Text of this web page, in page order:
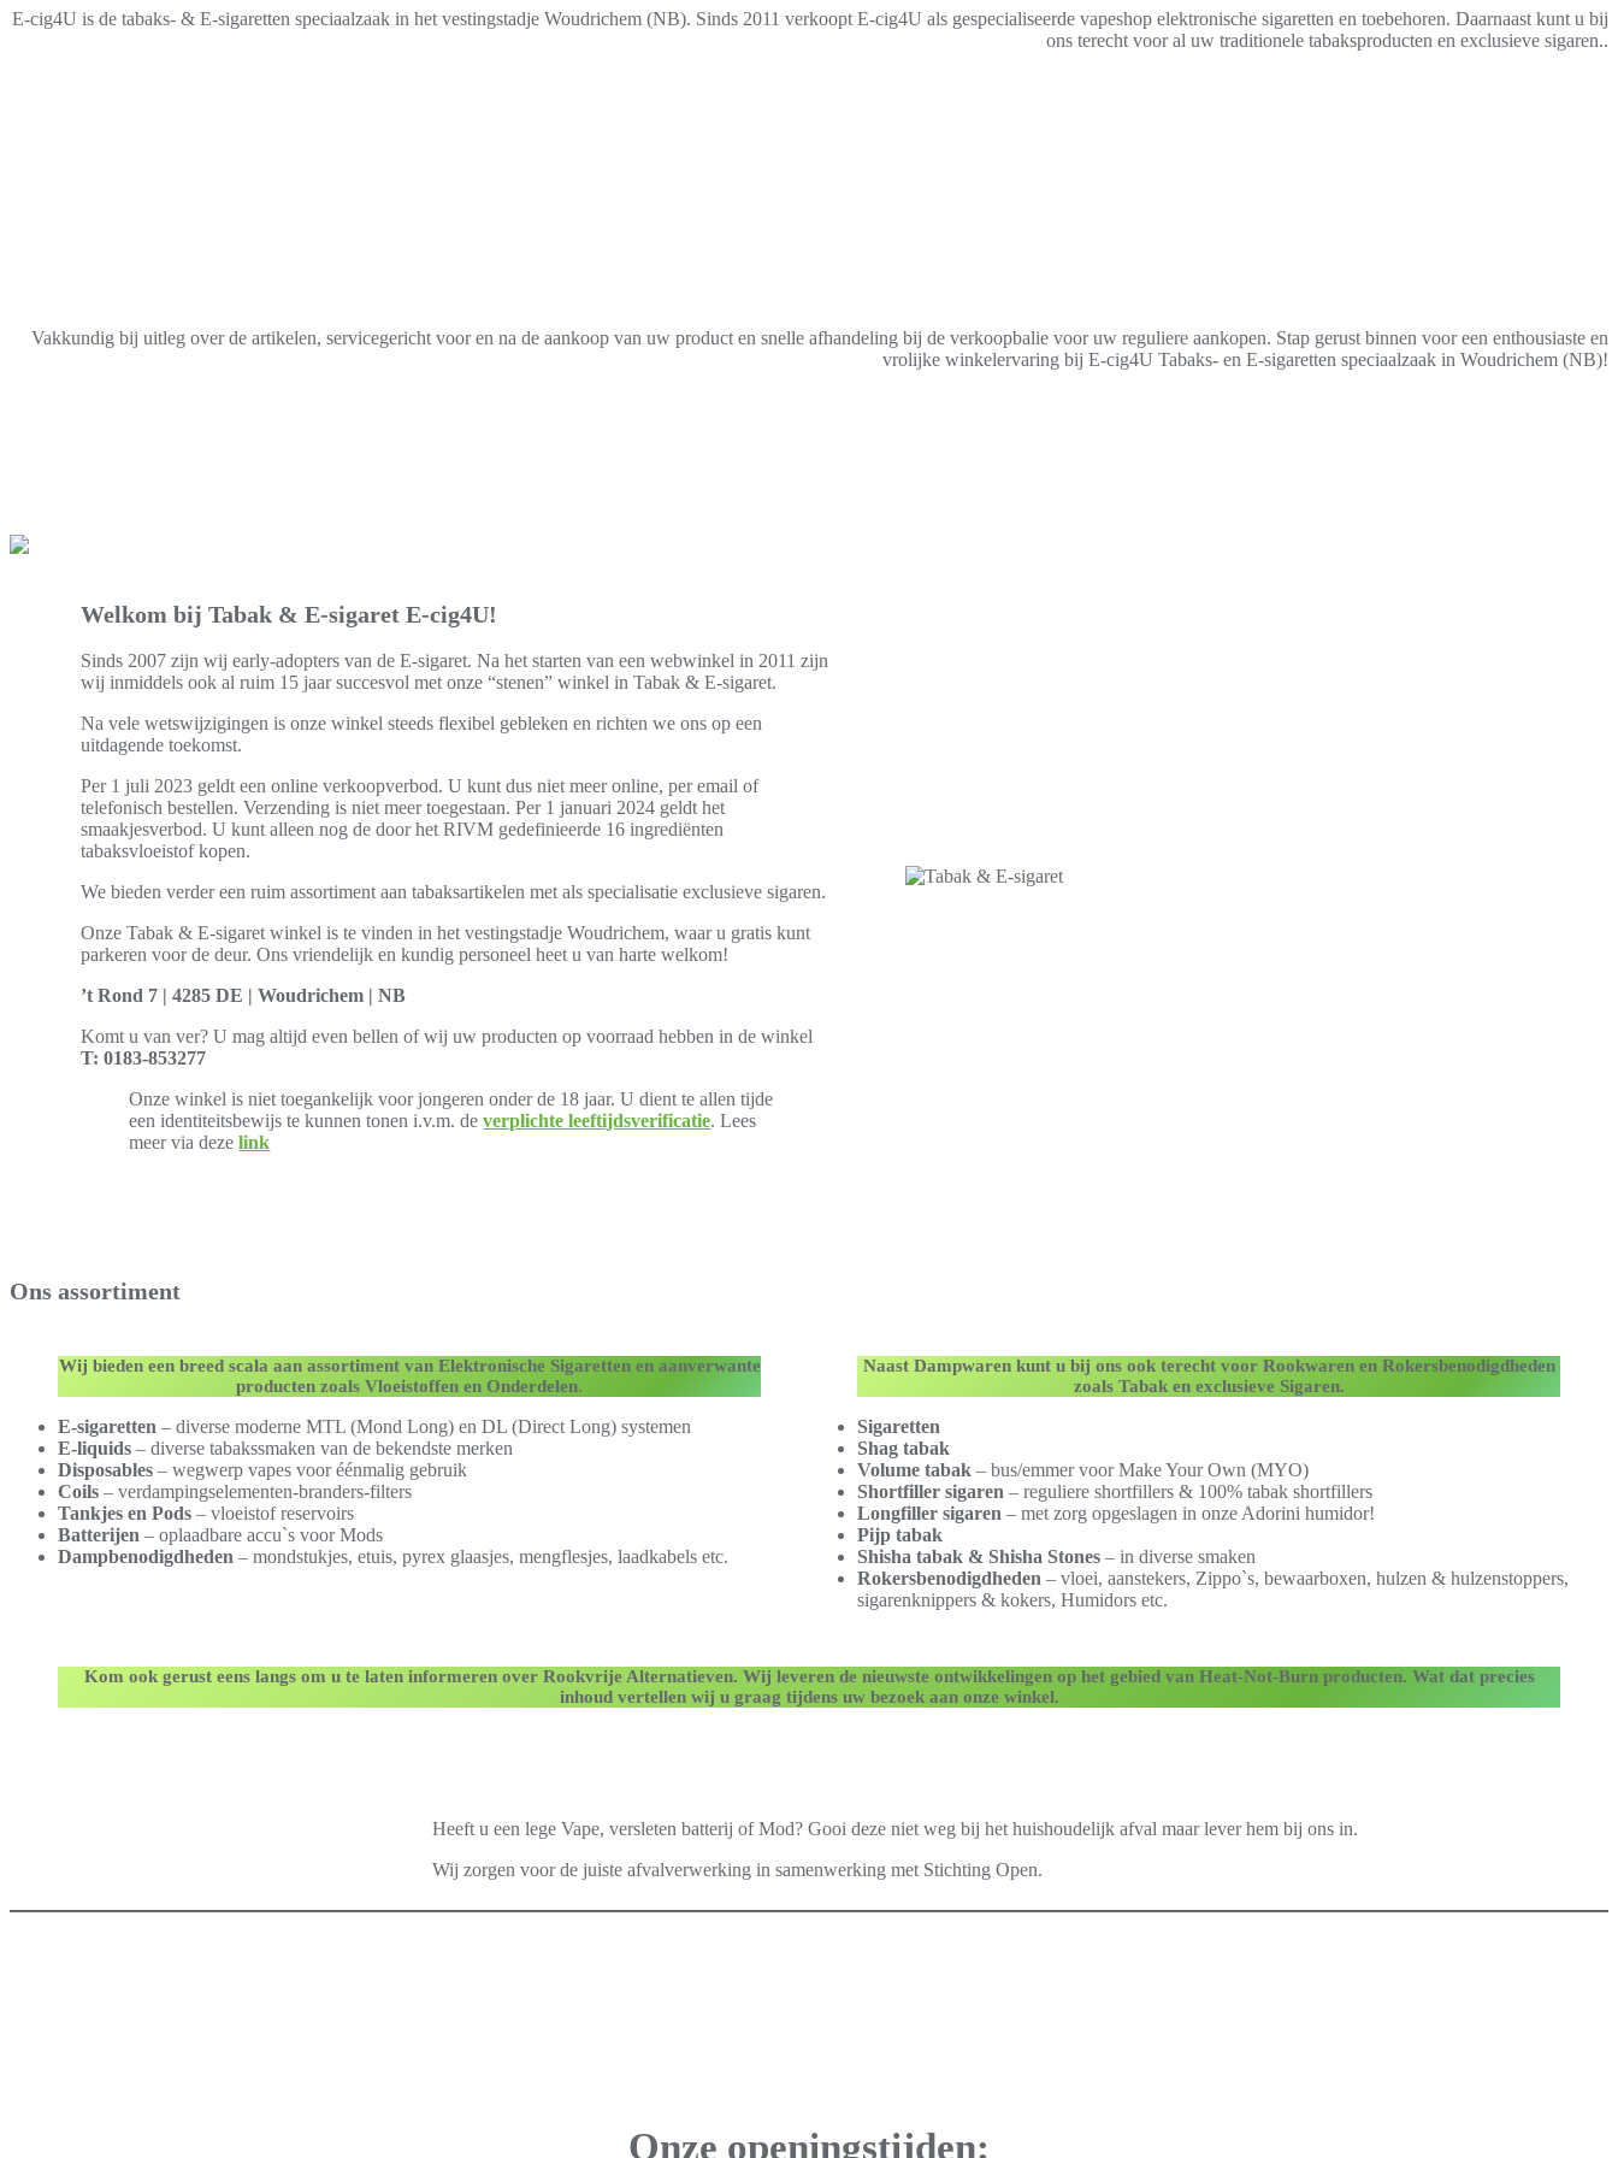
E-cig4U is de tabaks- & E-sigaretten speciaalzaak in het vestingstadje Woudrichem (NB). Sinds 2011 verkoopt E-cig4U als gespecialiseerde vapeshop elektronische sigaretten en toebehoren. Daarnaast kunt u bij
ons terecht voor al uw traditionele tabaksproducten en exclusieve sigaren..
Vakkundig bij uitleg over de artikelen, servicegericht voor en na de aankoop van uw product en snelle afhandeling bij de verkoopbalie voor uw reguliere aankopen. Stap gerust binnen voor een enthousiaste en
vrolijke winkelervaring bij E-cig4U Tabaks- en E-sigaretten speciaalzaak in Woudrichem (NB)!
Welkom bij Tabak & E-sigaret E-cig4U!
Sinds 2007 zijn wij early-adopters van de E-sigaret. Na het starten van een webwinkel in 2011 zijn
wij inmiddels ook al ruim 15 jaar succesvol met onze “stenen” winkel in Tabak & E-sigaret.
Na vele wetswijzigingen is onze winkel steeds flexibel gebleken en richten we ons op een
uitdagende toekomst.
Per 1 juli 2023 geldt een online verkoopverbod. U kunt dus niet meer online, per email of
telefonisch bestellen. Verzending is niet meer toegestaan. Per 1 januari 2024 geldt het
smaakjesverbod. U kunt alleen nog de door het RIVM gedefinieerde 16 ingrediënten
tabaksvloeistof kopen.
We bieden verder een ruim assortiment aan tabaksartikelen met als specialisatie exclusieve sigaren.
Onze Tabak & E-sigaret winkel is te vinden in het vestingstadje Woudrichem, waar u gratis kunt
parkeren voor de deur. Ons vriendelijk en kundig personeel heet u van harte welkom!
’t Rond 7 | 4285 DE | Woudrichem | NB
Komt u van ver? U mag altijd even bellen of wij uw producten op voorraad hebben in de winkel
T: 0183-853277
Onze winkel is niet toegankelijk voor jongeren onder de 18 jaar. U dient te allen tijde
een identiteitsbewijs te kunnen tonen i.v.m. deverplichte leeftijdsverificatie. Lees
meer via dezelink
Ons assortiment
Wij bieden een breed scala aan assortiment van Elektronische Sigaretten en aanverwante
producten zoals Vloeistoffen en Onderdelen.
E-sigaretten – diverse moderne MTL (Mond Long) en DL (Direct Long) systemen
E-liquids – diverse tabakssmaken van de bekendste merken
Disposables – wegwerp vapes voor éénmalig gebruik
Coils – verdampingselementen-branders-filters
Tankjes en Pods – vloeistof reservoirs
Batterijen – oplaadbare accu`s voor Mods
Dampbenodigdheden – mondstukjes, etuis, pyrex glaasjes, mengflesjes, laadkabels etc.
Naast Dampwaren kunt u bij ons ook terecht voor Rookwaren en Rokersbenodigdheden
zoals Tabak en exclusieve Sigaren.
Sigaretten
Shag tabak
Volume tabak – bus/emmer voor Make Your Own (MYO)
Shortfiller sigaren – reguliere shortfillers & 100% tabak shortfillers
Longfiller sigaren – met zorg opgeslagen in onze Adorini humidor!
Pijp tabak
Shisha tabak & Shisha Stones – in diverse smaken
Rokersbenodigdheden – vloei, aanstekers, Zippo`s, bewaarboxen, hulzen & hulzenstoppers,
sigarenknippers & kokers, Humidors etc.
Kom ook gerust eens langs om u te laten informeren over Rookvrije Alternatieven. Wij leveren de nieuwste ontwikkelingen op het gebied van Heat-Not-Burn producten. Wat dat precies
inhoud vertellen wij u graag tijdens uw bezoek aan onze winkel.
Heeft u een lege Vape, versleten batterij of Mod? Gooi deze niet weg bij het huishoudelijk afval maar lever hem bij ons in.
Wij zorgen voor de juiste afvalverwerking in samenwerking met Stichting Open.
Onze openingstijden: